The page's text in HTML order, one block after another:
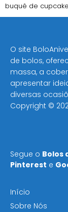
buquê de
O site
de bolos,
massa, a
apresentar
diversas
Copyright ©
Segue o Bolos
Pinterest e
Início
Sobre Nós